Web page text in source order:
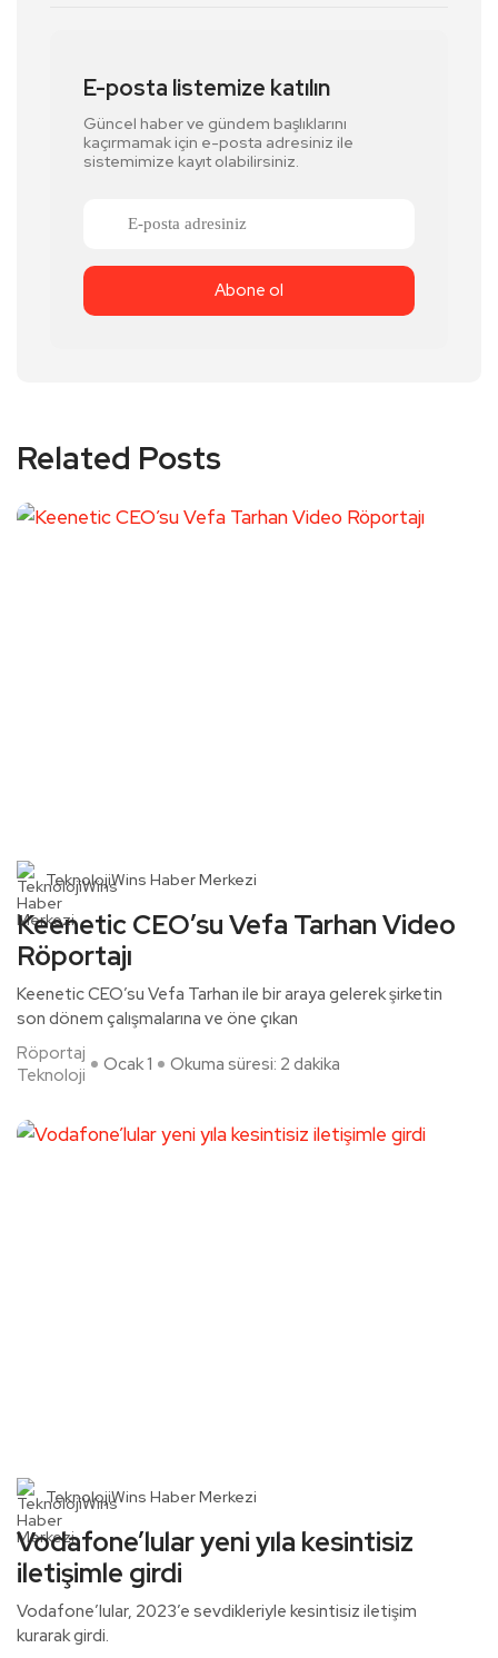
E-posta listemize katılın
Güncel haber ve gündem başlıklarını
kaçırmamak için e-posta adresiniz ile
sistemimize kayıt olabilirsiniz.
Related Posts
TeknolojiWins Haber Merkezi
Keenetic CEO’su Vefa Tarhan Video
Röportajı
Keenetic CEO’su Vefa Tarhan ile bir araya gelerek şirketin
son dönem çalışmalarına ve öne çıkan
Röportaj
Teknoloji
Ocak 1 Okuma süresi: 2 dakika
TeknolojiWins Haber Merkezi
Vodafone’lular yeni yıla kesintisiz
iletişimle girdi
Vodafone’lular, 2023’e sevdikleriyle kesintisiz iletişim
kurarak girdi.